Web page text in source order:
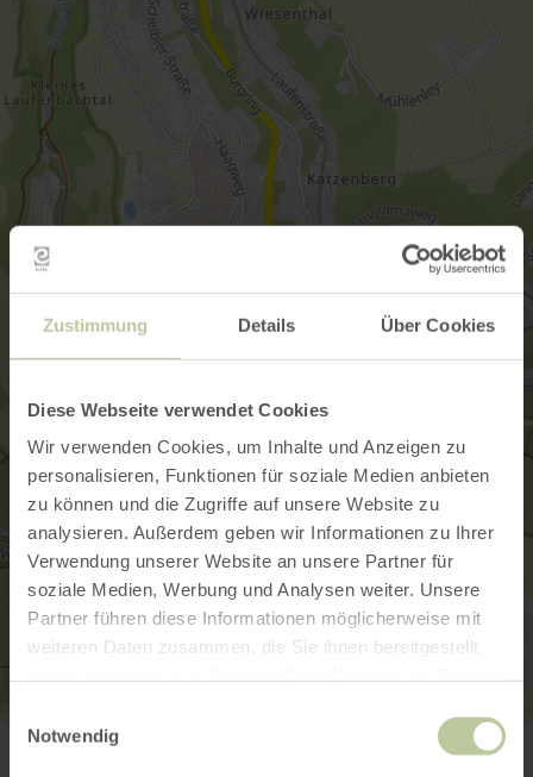
Zustimmung Details Über Cookies
Diese Webseite verwendet Cookies
Wir verwenden Cookies, um Inhalte und Anzeigen zu
personalisieren, Funktionen für soziale Medien anbieten
zu können und die Zugriffe auf unsere Website zu
analysieren. Außerdem geben wir Informationen zu Ihrer
Verwendung unserer Website an unsere Partner für
soziale Medien, Werbung und Analysen weiter. Unsere
Partner führen diese Informationen möglicherweise mit
weiteren Daten zusammen, die Sie ihnen bereitgestellt
Notwendig
Eifelblick Kierberg in Monschau
Grindel